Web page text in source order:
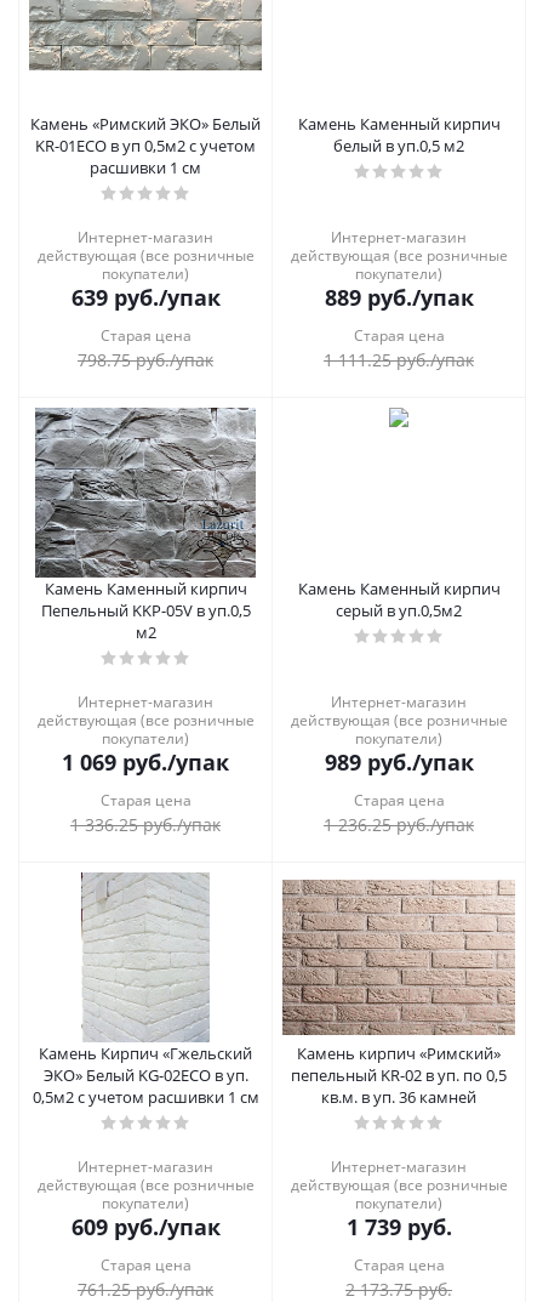
Камень «Римский ЭКО» Белый
KR-01ECO в уп 0,5м2 с учетом
расшивки 1 см
Интернет-магазин
действующая (все розничные
покупатели)
639руб./упак
Старая цена
798.75руб./упак
Камень Каменный кирпич
белый в уп.0,5 м2
Интернет-магазин
действующая (все розничные
покупатели)
889руб./упак
Старая цена
1 111.25руб./упак
Камень Каменный кирпич
Пепельный KKP-05V в уп.0,5
м2
Интернет-магазин
действующая (все розничные
покупатели)
1 069 руб./упак
Старая цена
1 336.25руб./упак
Камень Каменный кирпич
серый в уп.0,5м2
Интернет-магазин
действующая (все розничные
покупатели)
989руб./упак
Старая цена
1 236.25руб./упак
Камень Кирпич «Гжельский
ЭКО» Белый KG-02ECO в уп.
0,5м2 с учетом расшивки 1 см
Интернет-магазин
действующая (все розничные
покупатели)
609руб./упак
Старая цена
761.25руб./упак
Камень кирпич «Римский»
пепельный KR-02 в уп. по 0,5
кв.м. в уп. 36 камней
Интернет-магазин
действующая (все розничные
покупатели)
1 739руб.
Старая цена
2 173.75руб.